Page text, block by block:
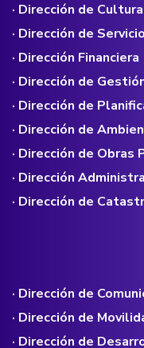
· Dirección de
· Dirección de
· Dirección Financiera
· Dirección de
· Dirección de
· Dirección de
· Dirección de Obras
· Dirección
· Dirección de
· Dirección de
· Dirección de
· Dirección de